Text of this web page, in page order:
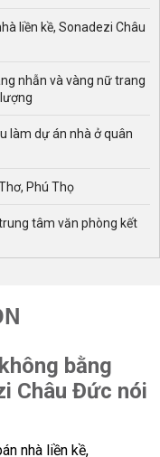
liền kề, Sonadezi Châu
nhẫn và vàng nữ trang
làm dự án nhà ở quân
Phú Thọ
tâm văn phòng kết
bằng
Châu Đức nói